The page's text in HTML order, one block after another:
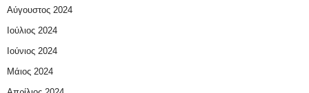
Αύγουστος 2024
Ιούλιος 2024
Ιούνιος 2024
Μάιος 2024